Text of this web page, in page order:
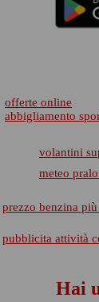
offerte online
abbigliamento
volantini
meteo
prezzo benzina
pubblicita attività
Hai